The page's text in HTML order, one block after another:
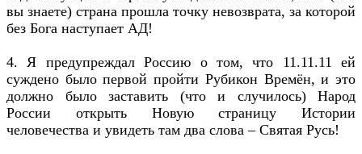
вы знаете) страна прошла точку невозврата, за которой
без Бога наступает АД!
4. Я предупреждал Россию о том, что 11.11.11 ей
суждено было первой пройти Рубикон Времён, и это
должно было заставить (что и случилось) Народ
России открыть Новую страницу Истории
человечества и увидеть там два слова – Святая Русь!